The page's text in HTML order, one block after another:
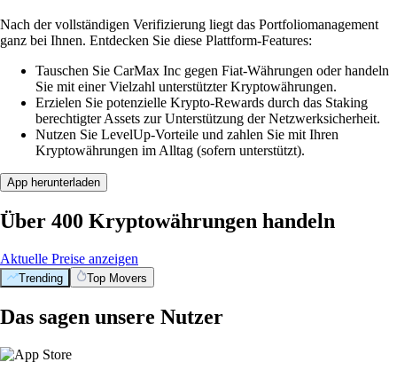
Nach der vollständigen Verifizierung liegt das Portfoliomanagement
ganz bei Ihnen. Entdecken Sie diese Plattform-Features:
Tauschen Sie CarMax Inc gegen Fiat-Währungen oder handeln
Sie mit einer Vielzahl unterstützter Kryptowährungen.
Erzielen Sie potenzielle Krypto-Rewards durch das Staking
berechtigter Assets zur Unterstützung der Netzwerksicherheit.
Nutzen Sie LevelUp-Vorteile und zahlen Sie mit Ihren
Kryptowährungen im Alltag (sofern unterstützt).
App herunterladen
Über 400 Kryptowährungen handeln
Aktuelle Preise anzeigen
Trending Top Movers
Das sagen unsere Nutzer